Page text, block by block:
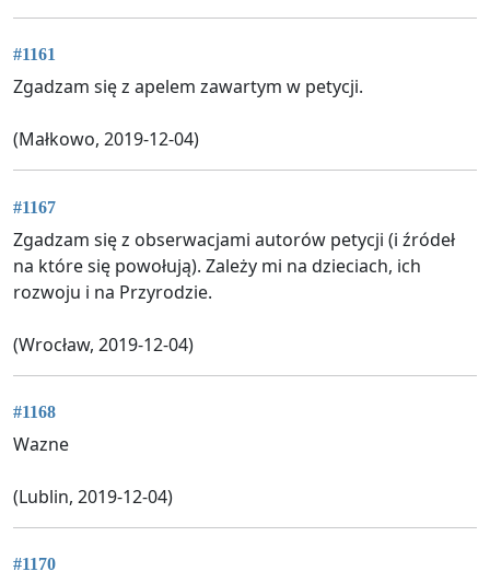
#1161
Zgadzam się z apelem zawartym w petycji.
(Małkowo, 2019-12-04)
#1167
Zgadzam się z obserwacjami autorów petycji (i źródeł
na które się powołują). Zależy mi na dzieciach, ich
rozwoju i na Przyrodzie.
(Wrocław, 2019-12-04)
#1168
Wazne
(Lublin, 2019-12-04)
#1170